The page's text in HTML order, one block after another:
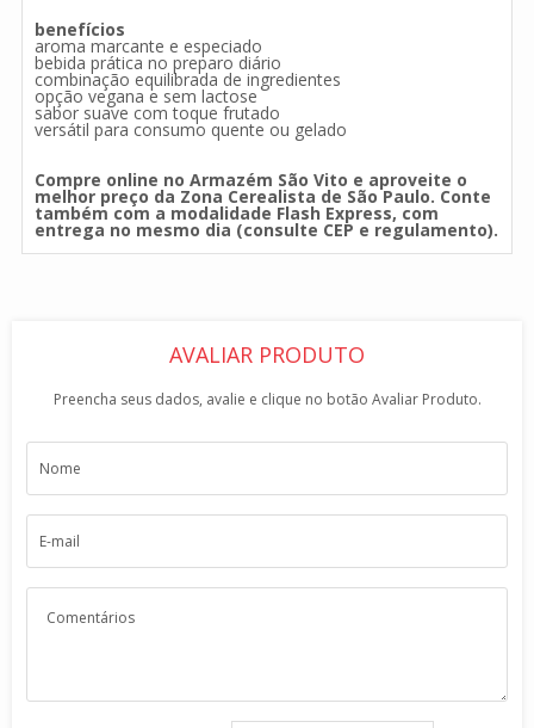
benefícios
aroma marcante e especiado
bebida prática no preparo diário
combinação equilibrada de ingredientes
opção vegana e sem lactose
sabor suave com toque frutado
versátil para consumo quente ou gelado
Compre online no Armazém São Vito e aproveite o
melhor preço da Zona Cerealista de São Paulo. Conte
também com a modalidade Flash Express, com
entrega no mesmo dia (consulte CEP e regulamento).
AVALIAR PRODUTO
Preencha seus dados, avalie e clique no botão Avaliar Produto.